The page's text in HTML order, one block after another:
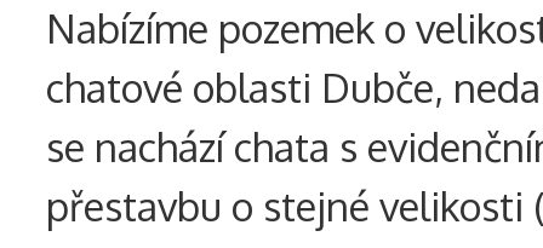
Nabízíme pozemek o
chatové oblasti Dubče,
se nachází chata s
přestavbu o stejné velikosti